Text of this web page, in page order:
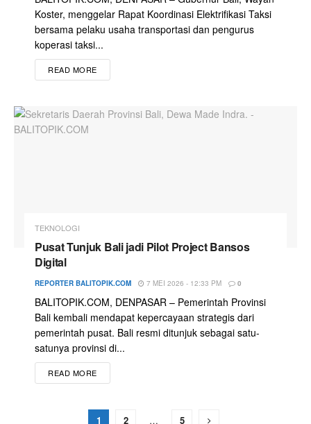
Koster, menggelar Rapat Koordinasi Elektrifikasi Taksi
bersama pelaku usaha transportasi dan pengurus
koperasi taksi...
READ MORE
TEKNOLOGI
Pusat Tunjuk Bali jadi Pilot Project Bansos
Digital
REPORTER BALITOPIK.COM 7 MEI 2026 - 12:33 PM 0
BALITOPIK.COM, DENPASAR – Pemerintah Provinsi
Bali kembali mendapat kepercayaan strategis dari
pemerintah pusat. Bali resmi ditunjuk sebagai satu-
satunya provinsi di...
READ MORE
1 2 … 5